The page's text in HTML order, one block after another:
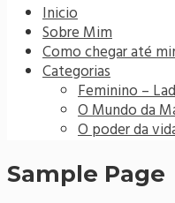
Inicio
Sobre Mim
Como chegar até
Categorias
Feminino –
O Mundo da
O poder da
Sample Page